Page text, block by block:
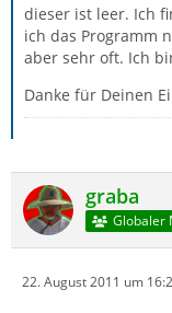
dieser ist leer. Ich
ich das Programm
aber sehr oft. Ich
Danke für Deinen
graba
Globaler
22. August 2011 um